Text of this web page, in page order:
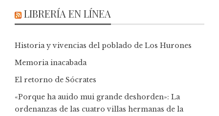
LIBRERÍA EN LÍNEA
Historia y vivencias del poblado de Los Hurones
Memoria inacabada
El retorno de Sócrates
«Porque ha auido mui grande deshorden»: La
ordenanzas de las cuatro villas hermanas de la